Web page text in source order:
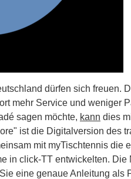
dürfen sich freuen.
mehr Service und weniger
sagen möchte, kann dies
ist die Digitalversion des
mit myTischtennis die
in click-TT entwickelten.
eine genaue Anleitung als